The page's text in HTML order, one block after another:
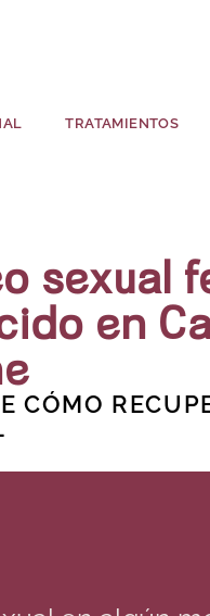
TRATAMIENTOS
sexual
en
CÓMO